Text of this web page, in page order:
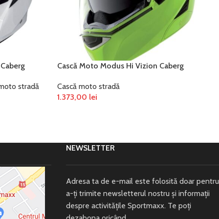
stradă
Cască Moto Modus Hi Vizion Caberg
Cască moto stradă
1.373,00 lei
NEWSLETTER
Adresa ta de e-mail este folosită doar pentru
a-ți trimite newsletterul nostru și informații
despre activitățile Sportmaxx. Te poți